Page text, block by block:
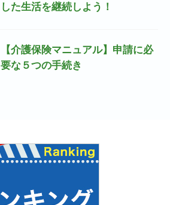
した生活を継続しよう！
【介護保険マニュアル】申請に必
要な５つの手続き